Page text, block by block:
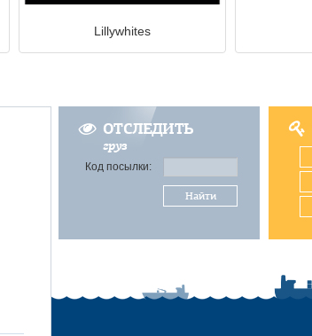
Lillywhites
ОТСЛЕДИТЬ
груз
Код посылки:
Найти